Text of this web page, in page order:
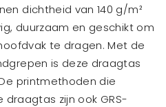
dichtheid van 140 g/m²
duurzaam en geschikt om
te dragen. Met de
is deze draagtas
printmethoden die
draagtas zijn ook GRS-